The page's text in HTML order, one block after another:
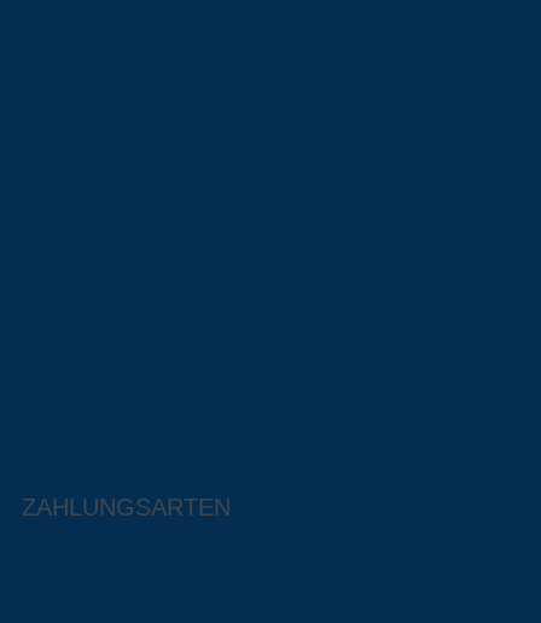
ZAHLUNGSARTEN